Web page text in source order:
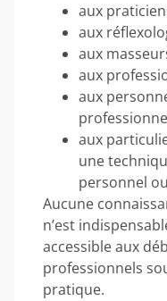
aux
aux
aux
aux
aux
aux
une
personnel
Aucune
n’est
accessible aux
professionnels
pratique.